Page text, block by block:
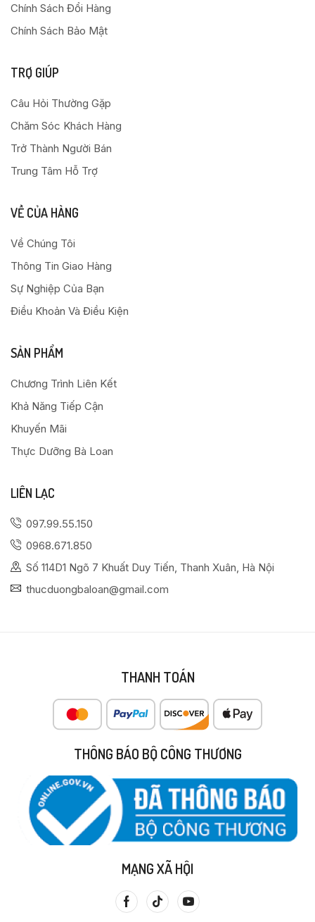
Chính Sách Đổi Hàng
Chính Sách Bảo Mật
TRỢ GIÚP
Câu Hỏi Thường Gặp
Chăm Sóc Khách Hàng
Trở Thành Người Bán
Trung Tâm Hỗ Trợ
VỀ CỦA HÀNG
Về Chúng Tôi
Thông Tin Giao Hàng
Sự Nghiệp Của Bạn
Điều Khoản Và Điều Kiện
SẢN PHẨM
Chương Trình Liên Kết
Khả Năng Tiếp Cận
Khuyến Mãi
Thực Dưỡng Bà Loan
LIÊN LẠC
097.99.55.150
0968.671.850
Số 114D1 Ngõ 7 Khuất Duy Tiến, Thanh Xuân, Hà Nội
thucduongbaloan@gmail.com
THANH TOÁN
THÔNG BÁO BỘ CÔNG THƯƠNG
MẠNG XÃ HỘI